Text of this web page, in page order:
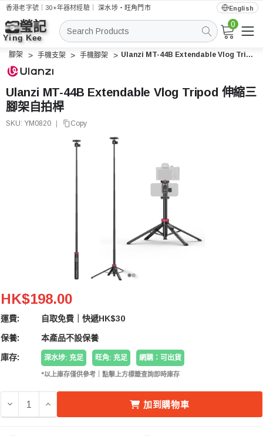
香港老字號｜30+年器材經驗｜深水埗・旺角門市 English
搜
索
0
腳架 手機支架 手機腳架 Ulanzi MT-44B Extendable Vlog Tripod 伸縮三腳架自拍桿
Ulanzi MT-44B Extendable Vlog Tripod 伸縮三
腳架自拍桿
SKU: YM0820 Copy
Ulanzi MT-44B Extendable Vlog Tripod 伸縮三腳架
HK$198.00
運費: 自取免費｜快遞HK$30
保養: 本產品不設保養
庫存: 深水埗: 充足 旺角: 充足 網購：可出貨
*以上庫存僅供參考｜點擊上方標籤查詢即時庫存
減少 ULANZI MT-44B EXTENDABLE VLOG TRIPOD 伸縮
增加 ULANZI MT-44B EXTENDABLE VLOG
加到購物車